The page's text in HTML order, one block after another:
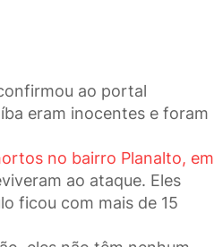
ao portal
eram inocentes e foram
no bairro Planalto, em
ao ataque. Eles
ficou com mais de 15